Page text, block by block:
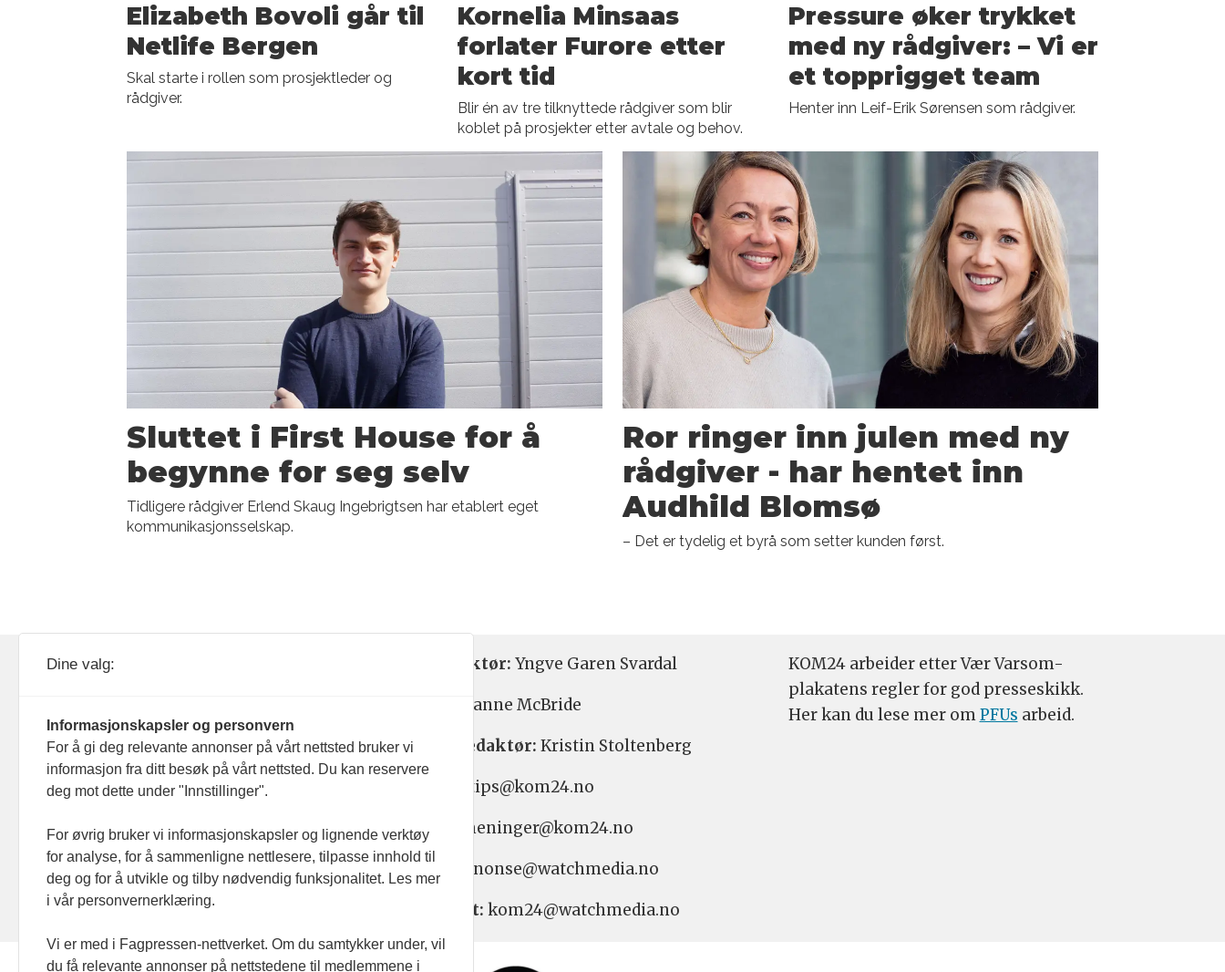
Elizabeth Bovoli går til
Netlife Bergen
Skal starte i rollen som prosjektleder og
rådgiver.
Kornelia Minsaas
forlater Furore etter
kort tid
Blir én av tre tilknyttede rådgiver som blir
koblet på prosjekter etter avtale og behov.
Pressure øker trykket
med ny rådgiver: – Vi er
et topprigget team
Henter inn Leif-Erik Sørensen som rådgiver.
Sluttet i First House for å
begynne for seg selv
Tidligere rådgiver Erlend Skaug Ingebrigtsen har etablert eget
kommunikasjonsselskap.
Ror ringer inn julen med ny
rådgiver - har hentet inn
Audhild Blomsø
– Det er tydelig et byrå som setter kunden først.
093 182
Nyhetsredaktør: Yngve Garen Svardal
Hanne McBride
Ansvarlig redaktør: Kristin Stoltenberg
Nyhetstips: tips@kom24.no
Meninger: meninger@kom24.no
Annonse: annonse@watchmedia.no
Abonnement: kom24@watchmedia.no
KOM24 arbeider etter Vær Varsom-
plakatens regler for god presseskikk.
Her kan du lese mer omPFUs arbeid.
Dine valg:
Informasjonskapsler og personvern
For å gi deg relevante annonser på vårt nettsted bruker vi
informasjon fra ditt besøk på vårt nettsted. Du kan reservere
deg mot dette under "Innstillinger".
For øvrig bruker vi informasjonskapsler og lignende verktøy
for analyse, for å sammenligne nettlesere, tilpasse innhold til
deg og for å utvikle og tilby nødvendig funksjonalitet. Les mer
i vår personvernerklæring.
Vi er med i Fagpressen-nettverket. Om du samtykker under, vil
du få relevante annonser på nettstedene til medlemmene i